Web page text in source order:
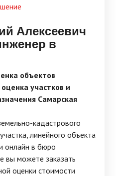
Алексеевич
в
объектов
участков и
Самарская
кадастрового
линейного объекта
онлайн в бюро
вы можете заказать
оценки стоимости